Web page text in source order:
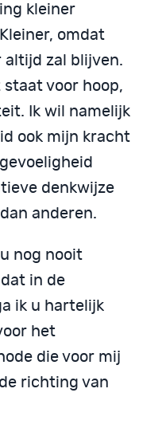
kleiner
omdat
altijd zal blijven.
voor hoop,
Ik wil namelijk
ook mijn kracht
denkwijze
anderen.
nog nooit
in de
ik u hartelijk
het
die voor mij
richting van